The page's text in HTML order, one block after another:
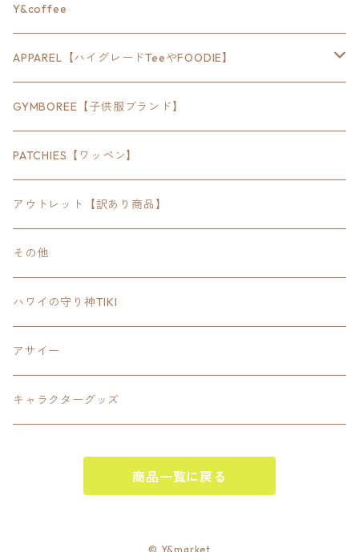
24inch×8inch
18inch×24inch
30inch×24inch
18inchオクタゴン八角形
24inchオクタゴン八角形
18inch×18inchスクエア正方形
California State Routeカリフォルニア州
Interstate 州間道路型
U.S. Route国道（アメリカ）
ハウス
クルマ
セキュリティ
アウトドア
スポーツ
ピクトグラム
ブランド
ミリタリー
ゲーム
ジャパンスタイル
Y&coffee
APPAREL【ハイグレードTeeやFOODIE】
Bradley
SEWTS
FOODIE
KIDS
POMONA
GYMBOREE【子供服ブランド】
PATCHIES【ワッペン】
アウトレット【訳あり商品】
その他
ハワイの守り神TIKI
アサイー
キャラクターグッズ
商品一覧に戻る
© Y&market